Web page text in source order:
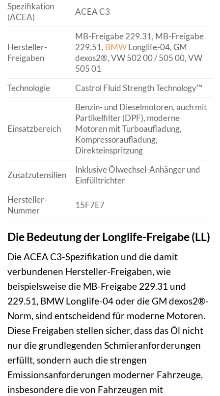
Spezifikation
(ACEA)
ACEA C3
Hersteller-
Freigaben
MB-Freigabe 229.31, MB-Freigabe
229.51, BMWLonglife-04, GM
dexos2®, VW 502 00 / 505 00, VW
505 01
Technologie
Castrol Fluid Strength Technology™
Einsatzbereich
Benzin- und Dieselmotoren, auch mit
Partikelfilter (DPF), moderne
Motoren mit Turboaufladung,
Kompressoraufladung,
Direkteinspritzung
Zusatzutensilien
Inklusive Ölwechsel-Anhänger und
Einfülltrichter
Hersteller-
Nummer
15F7E7
Die Bedeutung der Longlife-Freigabe (LL)
Die ACEA C3-Spezifikation und die damit
verbundenen Hersteller-Freigaben, wie
beispielsweise die MB-Freigabe 229.31 und
229.51, BMW Longlife-04 oder die GM dexos2®-
Norm, sind entscheidend für moderne Motoren.
Diese Freigaben stellen sicher, dass das Öl nicht
nur die grundlegenden Schmieranforderungen
erfüllt, sondern auch die strengen
Emissionsanforderungen moderner Fahrzeuge,
insbesondere die von Fahrzeugen mit